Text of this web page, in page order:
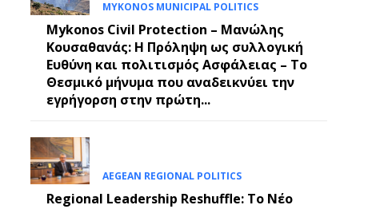
MYKONOS MUNICIPAL POLITICS
Mykonos Civil Protection – Μανώλης
Κουσαθανάς: Η Πρόληψη ως συλλογική
Ευθύνη και πολιτισμός Ασφάλειας – Το
Θεσμικό μήνυμα που αναδεικνύει την
εγρήγορση στην πρώτη...
AEGEAN REGIONAL POLITICS
Regional Leadership Reshuffle: Το Νέο